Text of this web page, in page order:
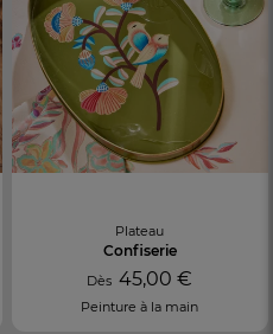
Plateau
Confiserie
Dès45,00 €
Peinture à la main